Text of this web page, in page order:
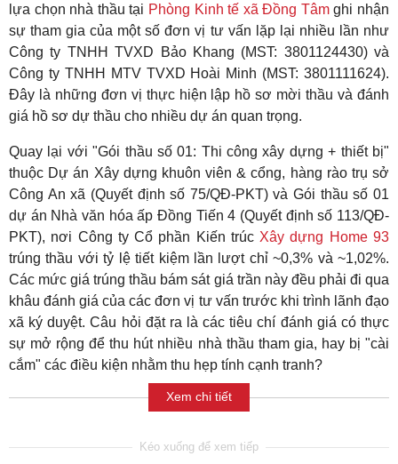
lựa chọn nhà thầu tại Phòng Kinh tế xã Đồng Tâmghi nhận
sự tham gia của một số đơn vị tư vấn lặp lại nhiều lần như
Công ty TNHH TVXD Bảo Khang (MST: 3801124430) và
Công ty TNHH MTV TVXD Hoài Minh (MST: 3801111624).
Đây là những đơn vị thực hiện lập hồ sơ mời thầu và đánh
giá hồ sơ dự thầu cho nhiều dự án quan trọng.
Quay lại với "Gói thầu số 01: Thi công xây dựng + thiết bị"
thuộc Dự án Xây dựng khuôn viên & cổng, hàng rào trụ sở
Công An xã (Quyết định số 75/QĐ-PKT) và Gói thầu số 01
dự án Nhà văn hóa ấp Đồng Tiến 4 (Quyết định số 113/QĐ-
PKT), nơi Công ty Cổ phần Kiến trúc Xây dựng Home 93
trúng thầu với tỷ lệ tiết kiệm lần lượt chỉ ~0,3% và ~1,02%.
Các mức giá trúng thầu bám sát giá trần này đều phải đi qua
khâu đánh giá của các đơn vị tư vấn trước khi trình lãnh đạo
xã ký duyệt. Câu hỏi đặt ra là các tiêu chí đánh giá có thực
sự mở rộng để thu hút nhiều nhà thầu tham gia, hay bị "cài
cắm" các điều kiện nhằm thu hẹp tính cạnh tranh?
Xem chi tiết